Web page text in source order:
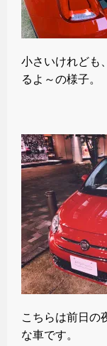
小さいけれども
るよ～の様子。
こちらは前日の
な車です。